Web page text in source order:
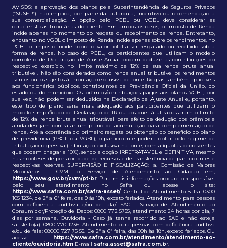
AVISOS: a aprovação dos planos pela Superintendência de Seguros Privados
(“SUSEP”) não implica, por parte da autarquia, incentivo ou recomendação a
sua comercialização. A opção pelo PGBL ou VGBL deve considerar as
características tributárias do cliente. Em ambos os casos, o Imposto de Renda
incide apenas no momento do resgate ou recebimento da renda. Entretanto,
enquanto no VGBL o Imposto de Renda incide apenas sobre os rendimentos, no
PGBL o imposto incide sobre o valor total a ser resgatado ou recebido sob a
forma de renda. No caso do PGBL, os participantes que utilizam o modelo
completo de Declaração de Ajuste Anual podem deduzir as contribuições do
respectivo exercício, no limite máximo de 12% de sua renda bruta anual
tributável. Não são considerados como renda anual tributável os rendimentos
isentos ou os sujeitos à tributação exclusiva de fonte. Regras também aplicáveis
aos funcionários públicos, contribuintes de Previdência Oficial da União, do
estado ou do município. Os prêmios/contribuições pagos aos planos VGBL, por
sua vez, não podem ser deduzidos na Declaração de Ajuste Anual e, portanto,
este tipo de plano seria mais adequado aos participantes que utilizam o
modelo simplificado de Declaração de IR ou aos que já ultrapassaram o limite
de 12% da renda bruta anual tributável para efeito de dedução dos prêmios e
ainda desejam contratar um plano de acumulação para complementação de
renda. Até a ocorrência do primeiro resgate ou obtenção do benefício do plano
de previdência (PBGL ou VGBL), o participante poderá optar pelo regime de
tributação regressiva (tributação exclusiva na fonte, com alíquotas decrescentes
que podem chegar a 10%), sendo a opção IRRETRATÁVEL e DEFINITIVA, mesmo
nas hipóteses de portabilidade de recursos e de transferência de participantes e
respectivas reservas. SUPERVISÃO E FISCALIZAÇÃO: a. Comissão de Valores
Mobiliários – CVM. b. Serviço de Atendimento ao Cidadão em;
https://www.gov.br/cvm/pt-br. Para mais informações procure o responsável
pelo seu atendimento no Safra ou acesse o site:
https://www.safra.com.br/safra-asset/. Central de Atendimento Safra: 0300
105 1234, de 2ª a 6ª feira, das 9 às 19h, exceto feriados. Atendimento para pessoas
com deficiência auditiva e/ou de fala/ SAC – Serviço de Atendimento ao
Consumidor/Proteção de Dados: 0800 772 5755, atendimento 24 horas por dia, 7
dias por semana. Ouvidoria - Caso já tenha recorrido ao SAC e não esteja
satisfeito(a): 0800 770 1236. Atendimento para pessoas com deficiência auditiva
e/ou de fala: 08000 727 75 55. De 2ª a 6ª feira, das 09h às 18h, exceto feriados. Ou
acesse: https://www.safra.com.br/atendimento/atendimento-ao-
cliente/ouvidoria.htm E-mail safra.asset@safra.com.br.